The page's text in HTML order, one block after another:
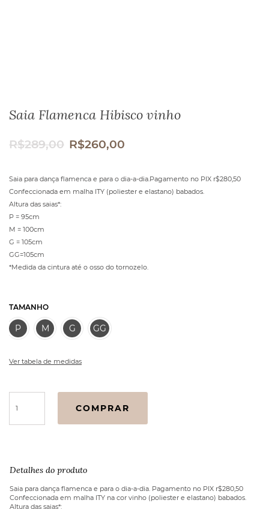
Saia Flamenca Hibisco vinho
R$289,00
O
era:
R$289,00.
R$260,00
é:
R$260,00.
Saia para dança flamenca e para o dia-a-dia.Pagamento no PIX r$280,50
Confeccionada em malha ITY (poliester e elastano) babados.
Altura das saias*:
P = 95cm
M = 100cm
G = 105cm
GG=105cm
*Medida da cintura até o osso do tornozelo.
TAMANHO
P M G GG
Ver tabela de medidas
Flamenca
Hibisco
COMPRAR
Detalhes do produto
Saia para dança flamenca e para o dia-a-dia. Pagamento no PIX r$280,50
Confeccionada em malha ITY na cor vinho (poliester e elastano) babados.
Altura das saias*: